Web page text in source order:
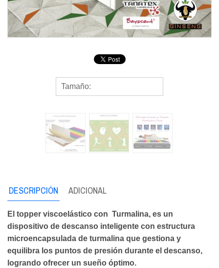
DESCRIPCIÓN ADICIONAL
El topper viscoelástico con Turmalina, es un
dispositivo de descanso inteligente con estructura
microencapsulada de turmalina que gestiona y
equilibra los puntos de presión durante el descanso,
logrando ofrecer un sueño óptimo.